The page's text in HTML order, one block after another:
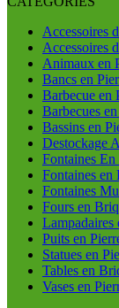
Accessoires
Accessoires
Animaux en
Bancs en
Barbecue en
Barbecues
Bassins en
Destockage
Fontaines
Fontaines en
Fontaines
Fours en
Lampadaires
Puits en
Statues en
Tables en
Vases en